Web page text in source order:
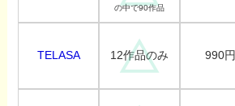
の中で90作品
TELASA 12作品のみ 990円